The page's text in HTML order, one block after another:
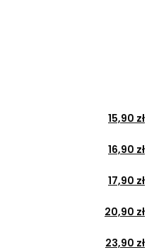
15,90 zł
16,90 zł
17,90 zł
20,90 zł
23,90 zł